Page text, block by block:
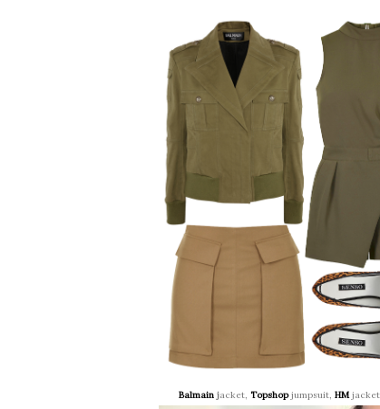
Balmain jacket, Topshopjumpsuit, HM